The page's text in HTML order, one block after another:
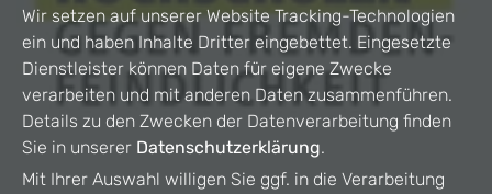
Wir setzen auf unserer Website Tracking-Technologien
ein und haben Inhalte Dritter eingebettet. Eingesetzte
Dienstleister können Daten für eigene Zwecke
verarbeiten und mit anderen Daten zusammenführen.
Details zu den Zwecken der Datenverarbeitung finden
Sie in unserer Datenschutzerklärung.
Mit Ihrer Auswahl willigen Sie ggf. in die Verarbeitung